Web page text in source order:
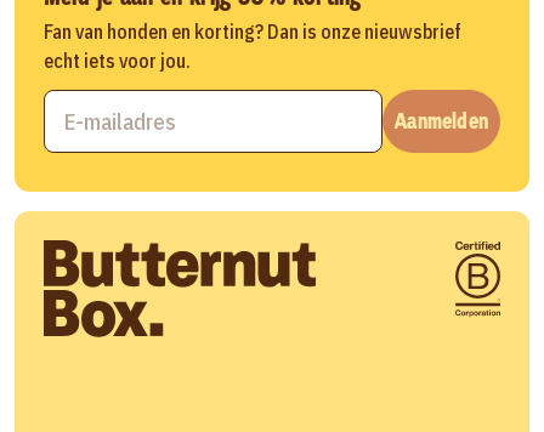
Fan van honden en korting? Dan is onze nieuwsbrief
echt iets voor jou.
Aanmelden